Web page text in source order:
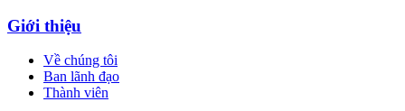
Giới thiệu
Về chúng tôi
Ban lãnh đạo
Thành viên